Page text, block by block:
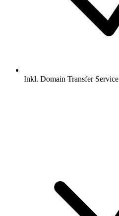
Inkl. Domain Transfer Service